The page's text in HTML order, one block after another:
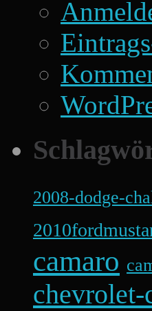
2008-dodge-
camaro
chevrolet-